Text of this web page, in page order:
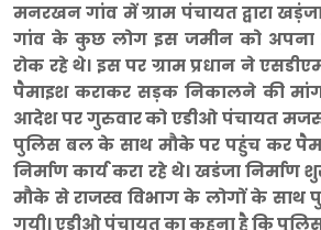
मनरखन गांव में ग्राम पंचायत द्वारा खड़ंजा
गांव के कुछ लोग इस जमीन को अपना
रोक रहे थे। इस पर ग्राम प्रधान ने
पैमाइश कराकर सड़क निकालने की
आदेश पर गुरुवार को एडीओ पंचायत
पुलिस बल के साथ मौके पर पहुंच कर
निर्माण कार्य करा रहे थे। खडंजा
मौके से राजस्व विभाग के लोगों के साथ
गयी। एडीओ पंचायत का कहना है कि